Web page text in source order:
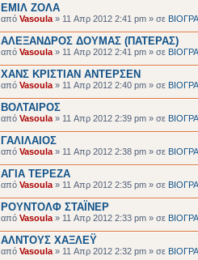
ΕΜΙΛ ΖΟΛΑ
από Vasoula » 11 Απρ 2012 2:41 pm » σε
ΑΛΕΞΑΝΔΡΟΣ ΔΟΥΜΑΣ (ΠΑΤΕΡΑΣ)
από Vasoula » 11 Απρ 2012 2:41 pm » σε
ΧΑΝΣ ΚΡΙΣΤΙΑΝ ΑΝΤΕΡΣΕΝ
από Vasoula » 11 Απρ 2012 2:40 pm » σε
ΒΟΛΤΑΙΡΟΣ
από Vasoula » 11 Απρ 2012 2:39 pm » σε
ΓΑΛΙΛΑΙΟΣ
από Vasoula » 11 Απρ 2012 2:38 pm » σε
ΑΓΙΑ ΤΕΡΕΖΑ
από Vasoula » 11 Απρ 2012 2:35 pm » σε
ΡΟΥΝΤΟΛΦ ΣΤΑΪΝΕΡ
από Vasoula » 11 Απρ 2012 2:33 pm » σε
ΑΛΝΤΟΥΣ ΧΑΞΛΕΫ
από Vasoula » 11 Απρ 2012 2:32 pm » σε